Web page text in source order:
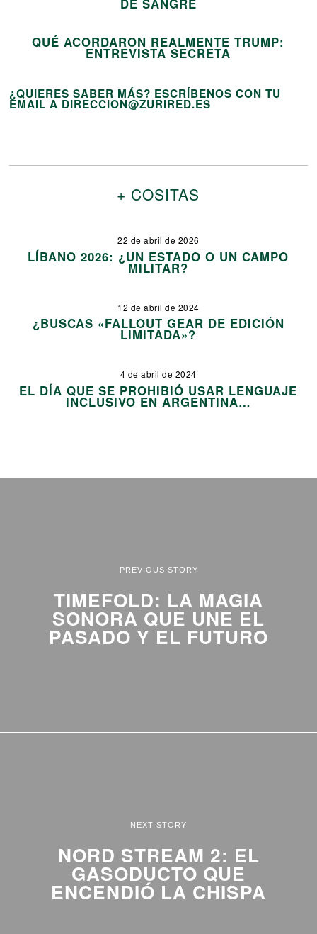
DE SANGRE
QUÉ ACORDARON REALMENTE TRUMP:
ENTREVISTA SECRETA
¿QUIERES SABER MÁS? ESCRÍBENOS CON TU
EMAIL A DIRECCION@ZURIRED.ES
+ COSITAS
22 de abril de 2026
LÍBANO 2026: ¿UN ESTADO O UN CAMPO
MILITAR?
12 de abril de 2024
¿BUSCAS «FALLOUT GEAR DE EDICIÓN
LIMITADA»?
4 de abril de 2024
EL DÍA QUE SE PROHIBIÓ USAR LENGUAJE
INCLUSIVO EN ARGENTINA…
PREVIOUS STORY
TIMEFOLD: LA MAGIA
SONORA QUE UNE EL
PASADO Y EL FUTURO
NEXT STORY
NORD STREAM 2: EL
GASODUCTO QUE
ENCENDIÓ LA CHISPA